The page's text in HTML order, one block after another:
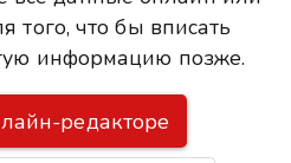
того, что бы вписать
информацию позже.
редакторе